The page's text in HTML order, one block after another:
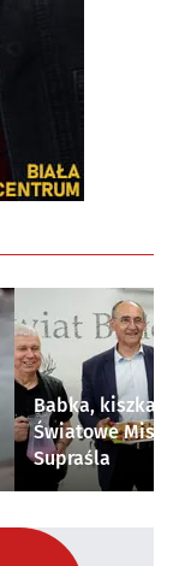
Babka, kiszka i
Światowe
Supraśla